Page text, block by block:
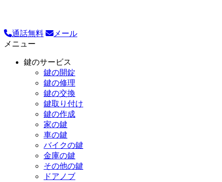
通話無料
メール
メニュー
鍵のサービス
鍵の開錠
鍵の修理
鍵の交換
鍵取り付け
鍵の作成
家の鍵
車の鍵
バイクの鍵
金庫の鍵
その他の鍵
ドアノブ